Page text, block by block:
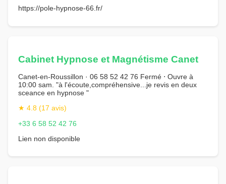
https://pole-hypnose-66.fr/
Cabinet Hypnose et Magnétisme Canet
Canet-en-Roussillon · 06 58 52 42 76 Fermé ⋅ Ouvre à
10:00 sam. "à l'écoute,compréhensive...je revis en deux
sceance en hypnose "
★ 4.8 (17 avis)
+33 6 58 52 42 76
Lien non disponible